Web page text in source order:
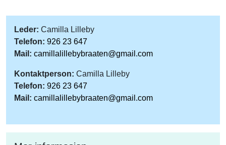
Leder: Camilla Lilleby
Telefon: 926 23 647
Mail: camillalillebybraaten@gmail.com
Kontaktperson: Camilla Lilleby
Telefon: 926 23 647
Mail: camillalillebybraaten@gmail.com